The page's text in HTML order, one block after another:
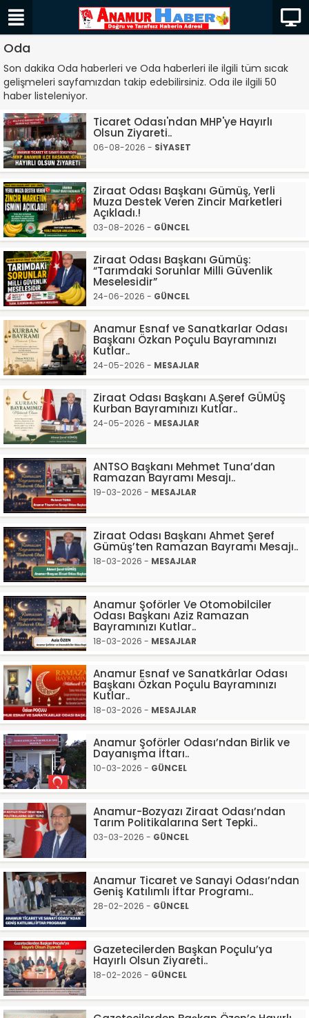
Oda
Son dakika Oda haberleri ve Oda haberleri ile ilgili tüm sıcak
gelişmeleri sayfamızdan takip edebilirsiniz. Oda ile ilgili 50
haber listeleniyor.
Ticaret Odası'ndan MHP'ye Hayırlı
Olsun Ziyareti..
06-08-2026 - SİYASET
Ziraat Odası Başkanı Gümüş, Yerli
Muza Destek Veren Zincir Marketleri
Açıkladı.!
03-08-2026 - GÜNCEL
Ziraat Odası Başkanı Gümüş:
“Tarımdaki Sorunlar Milli Güvenlik
Meselesidir”
24-06-2026 - GÜNCEL
Anamur Esnaf ve Sanatkarlar Odası
Başkanı Özkan Poçulu Bayramınızı
Kutlar..
24-05-2026 - MESAJLAR
Ziraat Odası Başkanı A.Şeref GÜMÜŞ
Kurban Bayramınızı Kutlar..
24-05-2026 - MESAJLAR
ANTSO Başkanı Mehmet Tuna’dan
Ramazan Bayramı Mesajı..
19-03-2026 - MESAJLAR
Ziraat Odası Başkanı Ahmet Şeref
Gümüş’ten Ramazan Bayramı Mesajı..
18-03-2026 - MESAJLAR
Anamur Şoförler Ve Otomobilciler
Odası Başkanı Aziz Ramazan
Bayramınızı Kutlar..
18-03-2026 - MESAJLAR
Anamur Esnaf ve Sanatkârlar Odası
Başkanı Özkan Poçulu Bayramınızı
Kutlar..
18-03-2026 - MESAJLAR
Anamur Şoförler Odası’ndan Birlik ve
Dayanışma İftarı..
10-03-2026 - GÜNCEL
Anamur-Bozyazı Ziraat Odası’ndan
Tarım Politikalarına Sert Tepki..
03-03-2026 - GÜNCEL
Anamur Ticaret ve Sanayi Odası’ndan
Geniş Katılımlı İftar Programı..
28-02-2026 - GÜNCEL
Gazetecilerden Başkan Poçulu’ya
Hayırlı Olsun Ziyareti..
18-02-2026 - GÜNCEL